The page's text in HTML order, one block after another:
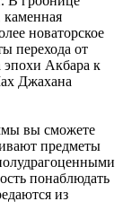
каменная
новаторское
перехода от
эпохи Акбара к
Джахана
вы сможете
предметы
понаблюдать
из